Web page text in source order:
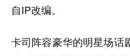
自IP改编。
卡司阵容豪华的明星场话